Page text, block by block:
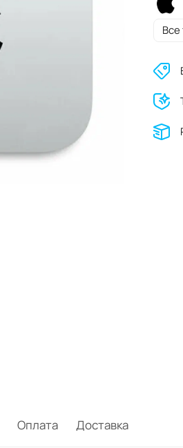
Все
Оплата Доставка